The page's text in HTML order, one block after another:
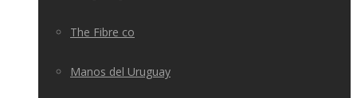
The Fibre co
Manos del Uruguay